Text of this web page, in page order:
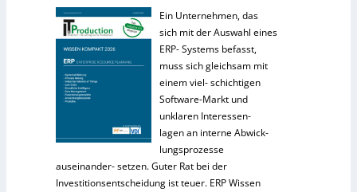
Ein Unternehmen, das
sich mit der Auswahl eines
ERP- Systems befasst,
muss sich gleichsam mit
einem viel- schichtigen
Software-Markt und
unklaren Interessen-
lagen an interne Abwick-
lungsprozesse
auseinander- setzen. Guter Rat bei der
Investitionsentscheidung ist teuer. ERP Wissen